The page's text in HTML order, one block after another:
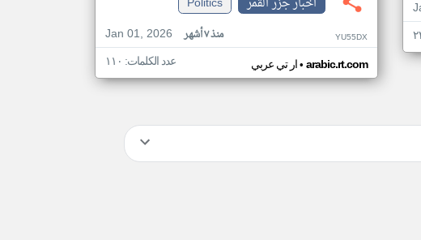
Jan 01, 2026
منذ ٧ أشهر YU55DX
ار تي عربي• arabic.rt.com عدد الكلمات: ١١٠